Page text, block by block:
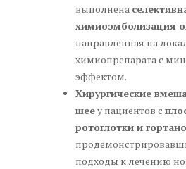
выполнена
химиоэмболизация
направленная на
химиопрепарата с
эффектом.
Хирургические
шееу пациентов с
ротоглотки и
подходы к лечению